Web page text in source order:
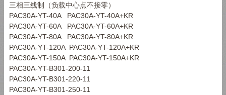
三相三线制（负载中心点不接零）
PAC30A-YT-40A PAC30A-YT-40A+KR
PAC30A-YT-60A PAC30A-YT-60A+KR
PAC30A-YT-80A PAC30A-YT-80A+KR
PAC30A-YT-120A PAC30A-YT-120A+KR
PAC30A-YT-150A PAC30A-YT-150A+KR
PAC30A-YT-B301-200-11
PAC30A-YT-B301-220-11
PAC30A-YT-B301-250-11